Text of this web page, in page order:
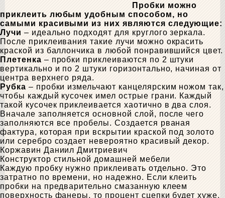
Пробки можно
приклеить любым удобным способом, но
самыми красивыми из них являются следующие:
Лучи – идеально подходят для круглого зеркала.
После приклеивания такие лучи можно окрасить
краской из баллончика в любой понравившийся цвет.
Плетенка – пробки приклеиваются по 2 штуки
вертикально и по 2 штуки горизонтально, начиная от
центра верхнего ряда.
Рубка – пробки измельчают канцелярским ножом так,
чтобы каждый кусочек имел острые грани. Каждый
такой кусочек приклеивается хаотично в два слоя.
Вначале заполняется основной слой, после чего
заполняются все пробелы. Создается рваная
фактура, которая при вскрытии краской под золото
или серебро создает невероятно красивый декор.
Коржавин Даниил Дмитриевич
Конструктор стильной домашней мебели
Каждую пробку нужно приклеивать отдельно. Это
затратно по времени, но надежно. Если клеить
пробки на предварительно смазанную клеем
поверхность фанеры, то процент сцепки будет хуже.